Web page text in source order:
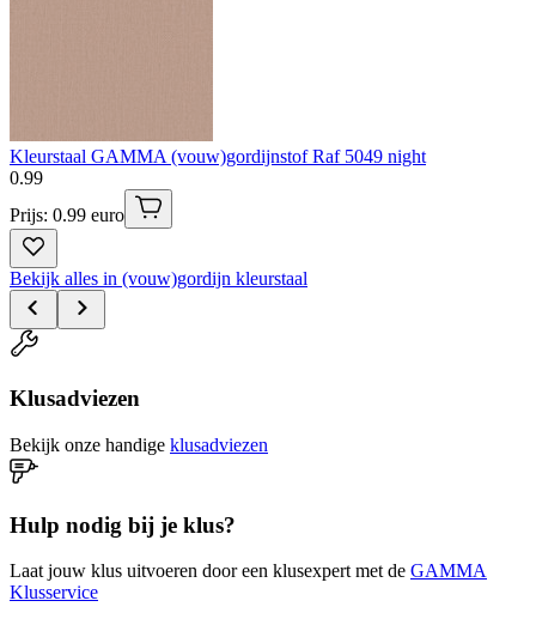
Kleurstaal GAMMA (vouw)gordijnstof Raf 5049 night
0.99
Prijs: 0.99 euro
Bekijk alles in (vouw)gordijn kleurstaal
Klusadviezen
Bekijk onze handige klusadviezen
Hulp nodig bij je klus?
Laat jouw klus uitvoeren door een klusexpert met de GAMMA
Klusservice